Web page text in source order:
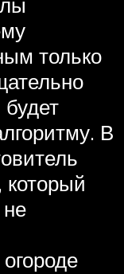
только
будет
В
который